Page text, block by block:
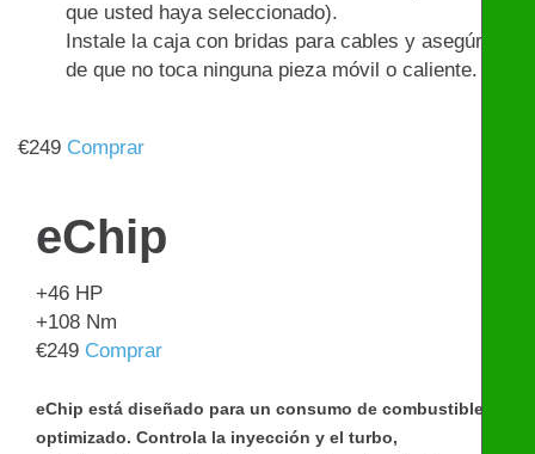
que usted haya seleccionado).
Instale la caja con bridas para cables y asegúrese
de que no toca ninguna pieza móvil o caliente.
€249 Comprar
eChip
+46 HP
+108 Nm
€249 Comprar
eChip está diseñado para un consumo de combustible
optimizado. Controla la inyección y el turbo,